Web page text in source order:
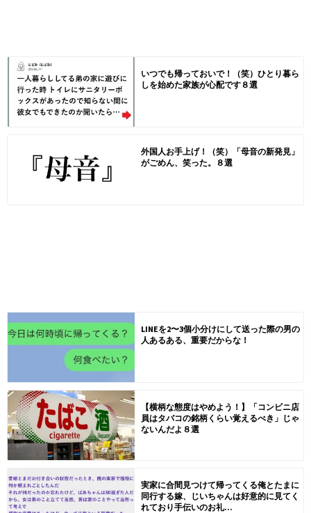
いつでも帰っておいで！（笑）ひとり暮ら
しを始めた家族が心配です８選
外国人お手上げ！（笑）「母音の新発見」
がごめん、笑った。８選
LINEを2〜3個小分けにして送った際の男の
人あるある、重要だからな！
【横柄な態度はやめよう！】「コンビニ店
員はタバコの銘柄くらい覚えるべき」じゃ
ないんだよ８選
実家に合間見つけて帰ってくる俺とたまに
同行する嫁、じいちゃんは好意的に見てく
れており手伝いのお礼...